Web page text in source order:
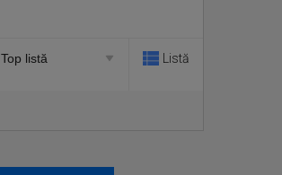
Listă